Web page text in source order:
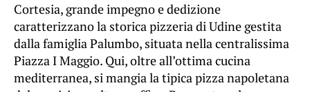
Cortesia, grande impegno e dedizione
caratterizzano la storica pizzeria di Udine gestita
dalla famiglia Palumbo, situata nella centralissima
Piazza I Maggio. Qui, oltre all’ottima cucina
mediterranea, si mangia la tipica pizza napoletana